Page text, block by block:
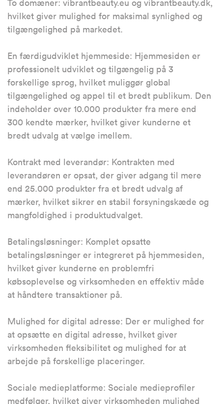
To domæner: vibrantbeauty.eu og vibrantbeauty.dk,
hvilket giver mulighed for maksimal synlighed og
tilgængelighed på markedet.
En færdigudviklet hjemmeside: Hjemmesiden er
professionelt udviklet og tilgængelig på 3
forskellige sprog, hvilket muliggør global
tilgængelighed og appel til et bredt publikum. Den
indeholder over 10.000 produkter fra mere end
300 kendte mærker, hvilket giver kunderne et
bredt udvalg at vælge imellem.
Kontrakt med leverandør: Kontrakten med
leverandøren er opsat, der giver adgang til mere
end 25.000 produkter fra et bredt udvalg af
mærker, hvilket sikrer en stabil forsyningskæde og
mangfoldighed i produktudvalget.
Betalingsløsninger: Komplet opsatte
betalingsløsninger er integreret på hjemmesiden,
hvilket giver kunderne en problemfri
købsoplevelse og virksomheden en effektiv måde
at håndtere transaktioner på.
Mulighed for digital adresse: Der er mulighed for
at opsætte en digital adresse, hvilket giver
virksomheden fleksibilitet og mulighed for at
arbejde på forskellige placeringer.
Sociale medieplatforme: Sociale medieprofiler
medfølger, hvilket giver virksomheden mulighed